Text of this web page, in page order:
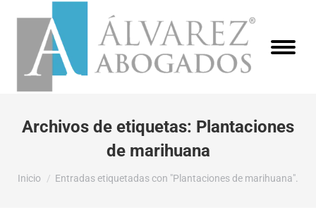
Archivos de etiquetas: Plantaciones
de marihuana
Estás aquí:
Inicio Entradas etiquetadas con "Plantaciones de marihuana".